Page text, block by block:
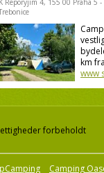
K Reporyjim 4, 155 00 Praha 5 -
km
www
forbeholdt
Camping